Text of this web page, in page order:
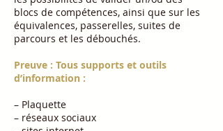
blocs de compétences, ainsi que sur les
équivalences, passerelles, suites de
parcours et les débouchés.
Preuve : Tous supports et outils
d’information :
– Plaquette
– réseaux sociaux